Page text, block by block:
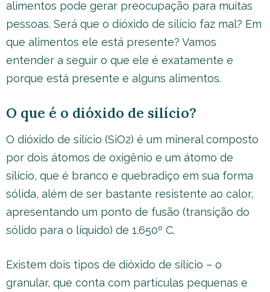
alimentos pode gerar preocupação para muitas
pessoas. Será que o dióxido de silício faz mal? Em
que alimentos ele está presente? Vamos
entender a seguir o que ele é exatamente e
porque está presente e alguns alimentos.
O que é o dióxido de silício?
O dióxido de silício (SiO2) é um mineral composto
por dois átomos de oxigênio e um átomo de
silício, que é branco e quebradiço em sua forma
sólida, além de ser bastante resistente ao calor,
apresentando um ponto de fusão (transição do
sólido para o líquido) de 1.650º C.
Existem dois tipos de dióxido de silício – o
granular, que conta com partículas pequenas e